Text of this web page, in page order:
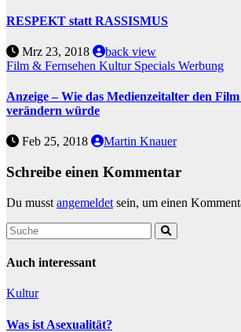
RESPEKT statt RASSISMUS
Mrz 23, 2018
back view
Film & Fernsehen Kultur Specials Werbung
Anzeige – Wie das Medienzeitalter den
verändern würde
Feb 25, 2018 Martin Knauer
Schreibe einen Kommentar
Du musst angemeldet sein, um einen
Auch interessant
Kultur
Was ist Asexualität?